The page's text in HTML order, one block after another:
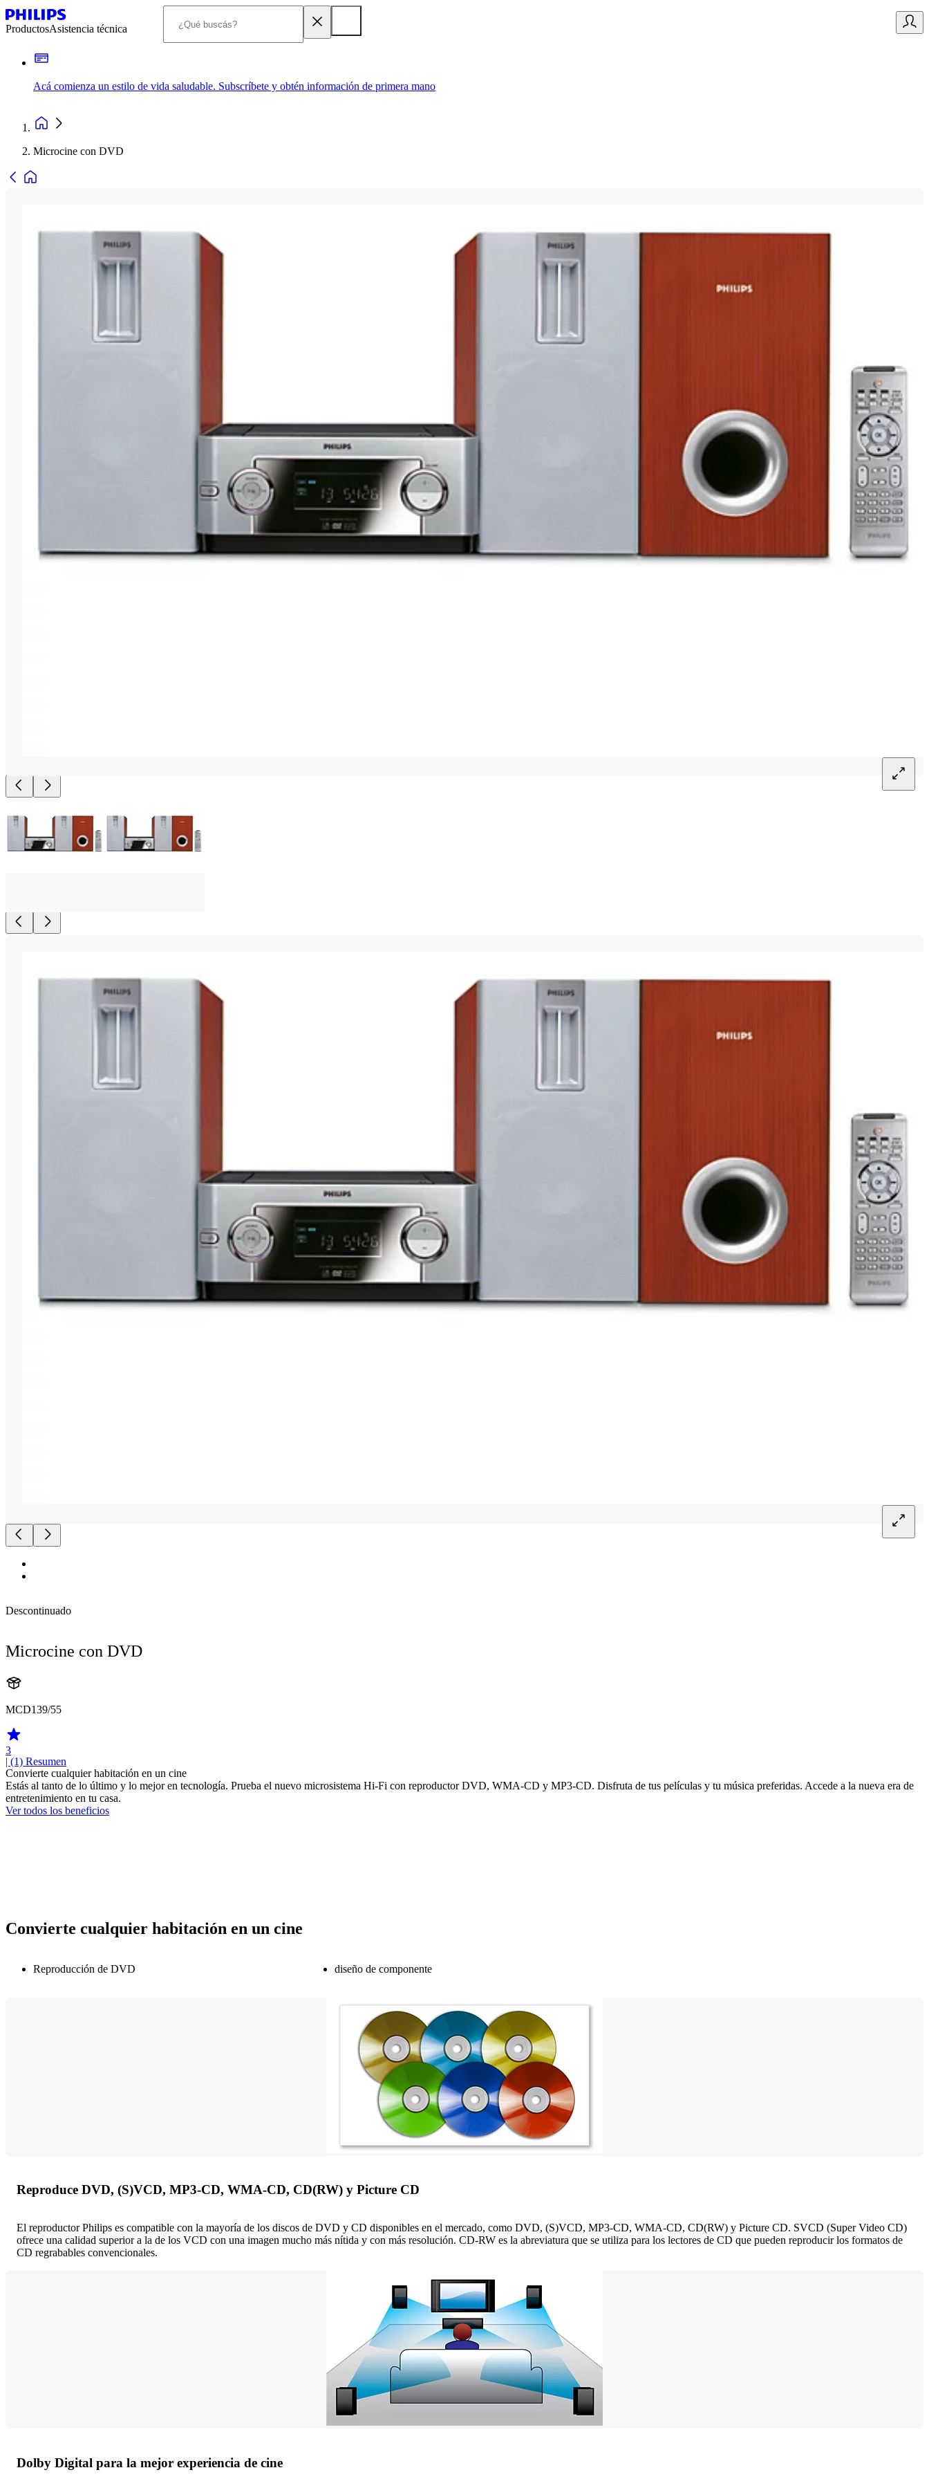
ProductosAsistencia técnica
Acá comienza un estilo de vida saludable. Subscríbete y obtén información de primera mano
Microcine con DVD
Descontinuado
Microcine con DVD
MCD139/55
3
| (1) Resumen
Convierte cualquier habitación en un cine
Estás al tanto de lo último y lo mejor en tecnología. Prueba el nuevo microsistema Hi-Fi con reproductor DVD, WMA-CD y MP3-CD. Disfruta de tus películas y tu música preferidas. Accede a la nueva era de
entretenimiento en tu casa.
Ver todos los beneficios
Convierte cualquier habitación en un cine
Reproducción de DVD diseño de componente
Reproduce DVD, (S)VCD, MP3-CD, WMA-CD, CD(RW) y Picture CD
El reproductor Philips es compatible con la mayoría de los discos de DVD y CD disponibles en el mercado, como DVD, (S)VCD, MP3-CD, WMA-CD, CD(RW) y Picture CD. SVCD (Super Video CD)
ofrece una calidad superior a la de los VCD con una imagen mucho más nítida y con más resolución. CD-RW es la abreviatura que se utiliza para los lectores de CD que pueden reproducir los formatos de
CD regrabables convencionales.
Dolby Digital para la mejor experiencia de cine